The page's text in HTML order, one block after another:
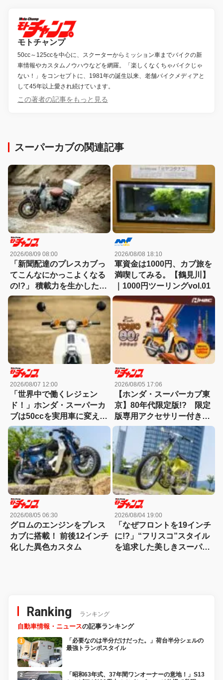
モトチャンプ
50cc～125ccを中心に、スクーターからミッション車までバイクの新
車情報やカスタムノウハウなどを網羅。「楽しくなくちゃバイクじゃ
ない！」をコンセプトに、1981年の誕生以来、老舗バイクメディアと
して45年以上愛され続けています。
この著者の記事をもっと見る
スーパーカブの関連記事
2026/08/09 08:00
「新聞配達のプレスカブっ
てこんなにかっこよくなる
の!?」 積載力を生かした英
国クラシックスタイル
2026/08/08 18:10
軍資金は1000円、カブ旅を
満喫してみる。【鶴見川】
｜1000円ツーリングvol.01
2026/08/07 12:00
「世界中で働くレジェン
ド！」ホンダ・スーパーカ
ブは50ccを実用車に変えた
【ミニバイク名車】
2026/08/05 17:06
【ホンダ・スーパーカブ東
京】80年代限定版!? 限定
版専用アクセサリー付きで
500台がタイで限定発売さ
れる！
2026/08/05 06:30
グロムのエンジンをプレス
カブに搭載！ 前後12インチ
化した異色カスタム
2026/08/04 19:00
「なぜフロントを19インチ
に!?」“フリスコ”スタイル
を追求した美しきスーパー
Ranking ランキング
自動車情報・ニュースの記事ランキング
「必要なのは半分だけだった。」荷台半分シェルの
最強トランポスタイル
「昭和63年式、37年間ワンオーナーの意地！」S13